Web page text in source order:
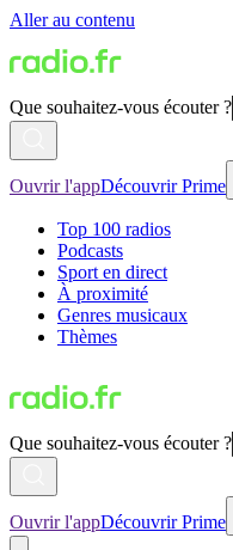
Aller au contenu
Que souhaitez-vous écouter ?
Ouvrir l'appDécouvrir Prime
Top 100 radios
Podcasts
Sport en direct
À proximité
Genres musicaux
Thèmes
Que souhaitez-vous écouter ?
Ouvrir l'appDécouvrir Prime